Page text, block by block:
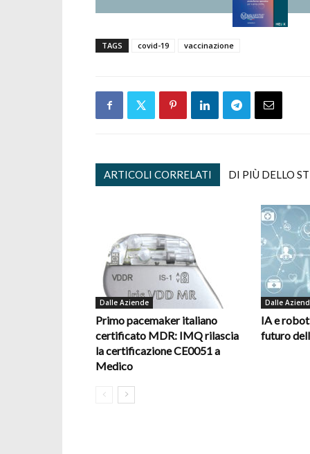
TAGS covid-19 vaccinazione
ARTICOLI CORRELATI DI PIÙ DELLO
Dalle Aziende
Primo pacemaker italiano
certificato MDR: IMQ rilascia
la certificazione CE0051 a
Medico
Dalle
IA e
futuro